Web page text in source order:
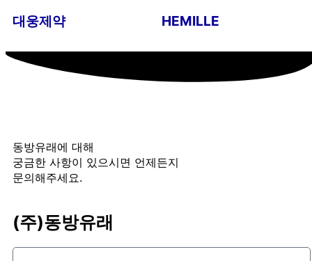
대웅제약 HEMILLE
동방유래에 대해
궁금한 사항이 있으시면 언제든지
문의해주세요.
(주)동방유래